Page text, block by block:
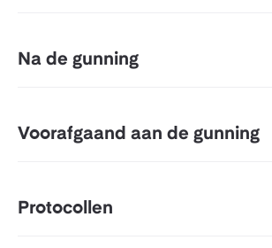
Na de gunning
Voorafgaand aan de gunning
Protocollen